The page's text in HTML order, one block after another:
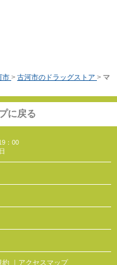
市 > 古河市のドラッグストア > マ
に戻る
：00
約 ｜アクセスマップ